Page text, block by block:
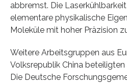
abbremst. Die
elementare physikalische
Moleküle mit hoher Präzision
Weitere Arbeitsgruppen aus
Volksrepublik China
Die Deutsche